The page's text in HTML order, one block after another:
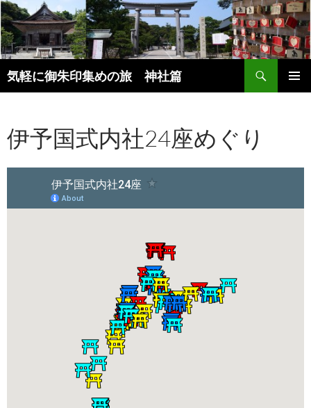
コ
ン
テ
ン
ツ
へ
ッ
気軽に御朱印集めの旅 神社篇
索
伊予国式内社24座めぐり